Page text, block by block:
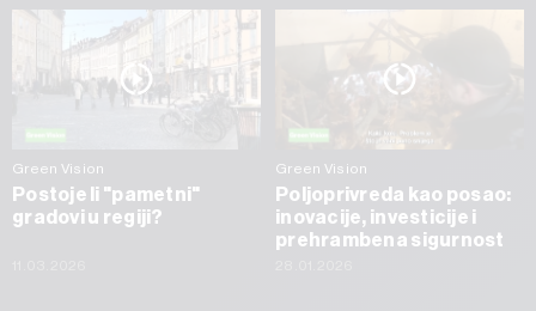
Green Vision
Postoje li "pametni"
gradovi u regiji?
Green Vision
Poljoprivreda kao posao:
inovacije, investicije i
prehrambena sigurnost